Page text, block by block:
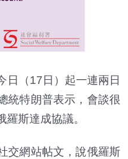
日（17日）起一連兩日
統特朗普表示，會談很
斯達成協議。
交網站帖文，說俄羅斯